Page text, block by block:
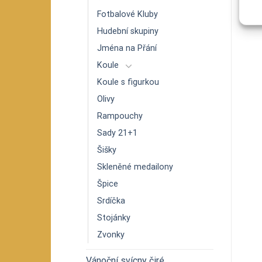
Fotbalové Kluby
Hudební skupiny
Jména na Přání
Koule
Koule s figurkou
Olivy
Rampouchy
Sady 21+1
Šišky
Skleněné medailony
Špice
Srdíčka
Stojánky
Zvonky
129Kč